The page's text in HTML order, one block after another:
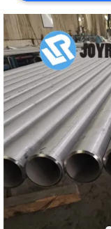
সাইটম্যাপ
গোপনীয়তা
নীতি